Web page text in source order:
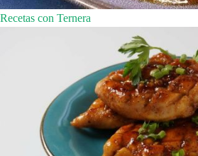
Recetas con Ternera